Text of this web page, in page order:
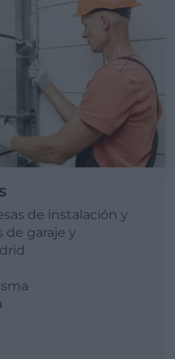
de instalación y
de garaje y